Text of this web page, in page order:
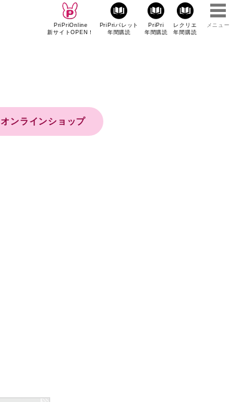
PriPriOnline
新サイトOPEN！
PriPriパレット
年間購読
PriPri
年間購読
レクリエ
年間購読
メニュー
オンラインショップ